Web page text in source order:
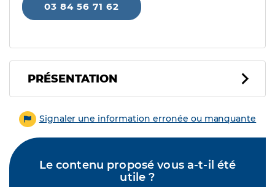
03 84 56 71 62
PRÉSENTATION
Signaler une information erronée ou manquante
Le contenu proposé vous a-t-il été
utile ?